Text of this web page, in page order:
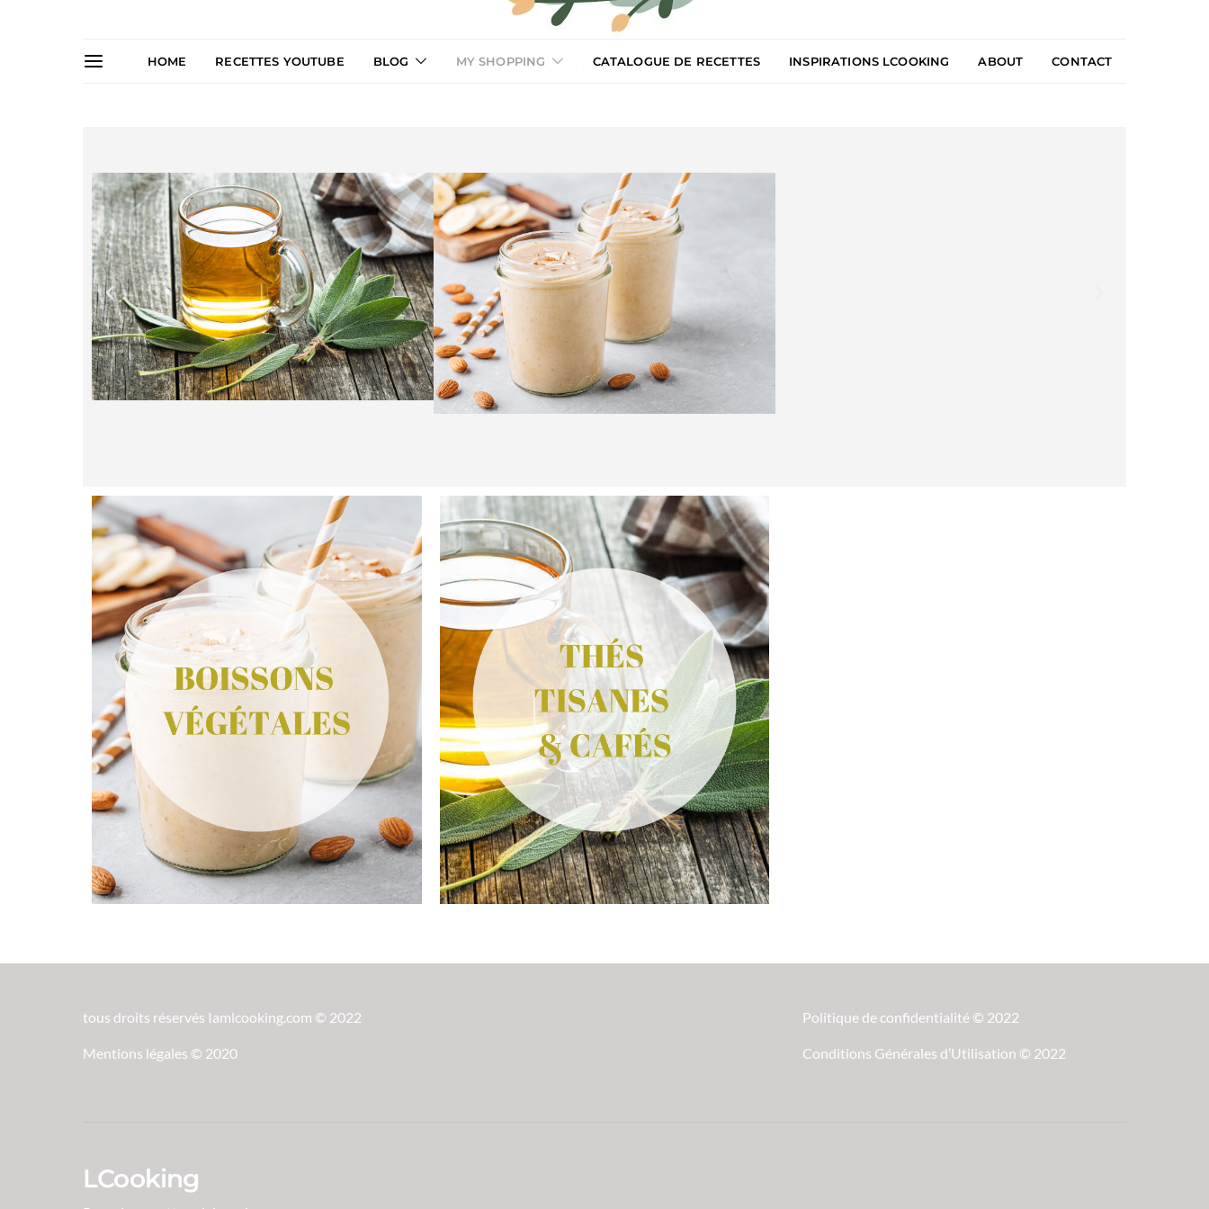
LCooking
HOME RECETTES YOUTUBE BLOG MY SHOPPING CATALOGUE DE RECETTES INSPIRATIONS LCOOKING ABOUT CONTACT
tous droits réservés Iamlcooking.com © 2022
Mentions légales © 2020
Politique de confidentialité © 2022
Conditions Générales d’Utilisation © 2022
LCooking